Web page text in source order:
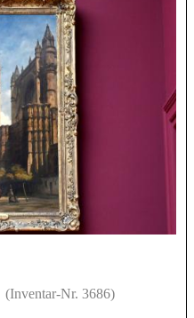
(Inventar-Nr. 3686)